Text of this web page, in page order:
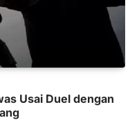
Usai Duel dengan